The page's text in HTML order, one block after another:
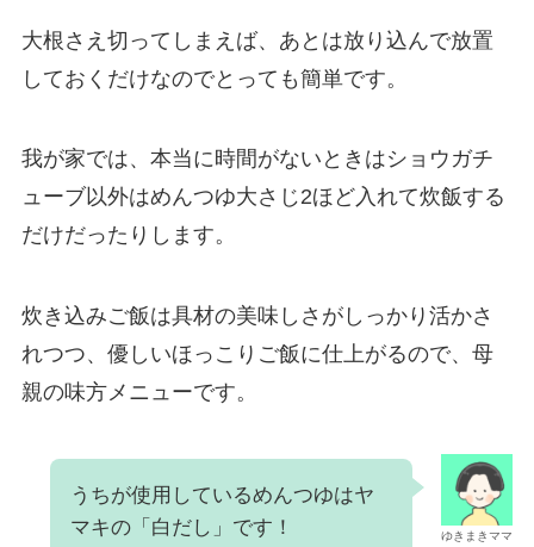
大根さえ切ってしまえば、あとは放り込んで放置
しておくだけなのでとっても簡単です。
我が家では、本当に時間がないときはショウガチ
ューブ以外はめんつゆ大さじ2ほど入れて炊飯する
だけだったりします。
炊き込みご飯は具材の美味しさがしっかり活かさ
れつつ、優しいほっこりご飯に仕上がるので、母
親の味方メニューです。
ゆきまきママ
うちが使用しているめんつゆはヤ
マキの「白だし」です！